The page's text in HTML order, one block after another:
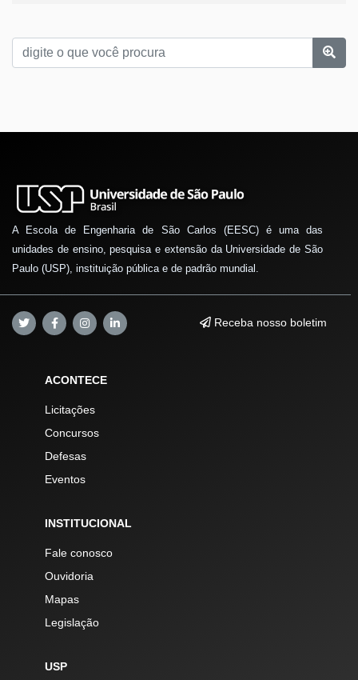
A Escola de Engenharia de São Carlos (EESC) é uma das
unidades de ensino, pesquisa e extensão da Universidade de São
Paulo (USP), instituição pública e de padrão mundial.
Receba nosso boletim
ACONTECE
Licitações
Concursos
Defesas
Eventos
INSTITUCIONAL
Fale conosco
Ouvidoria
Mapas
Legislação
USP